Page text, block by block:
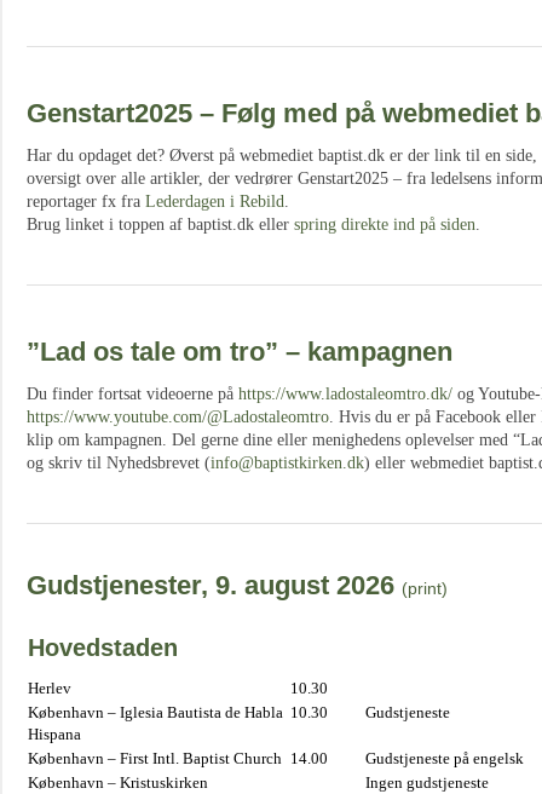
Genstart2025 – Følg med på webmediet
Har du opdaget det? Øverst på webmediet baptist.dk er der link til en
oversigt over alle artikler, der vedrører Genstart2025 – fra ledelsens
reportager fx fra Lederdagen i Rebild.
Brug linket i toppen af baptist.dk eller spring direkte ind på siden.
”Lad os tale om tro” – kampagnen
Du finder fortsat videoerne på https://www.ladostaleomtro.dk/ og
https://www.youtube.com/@Ladostaleomtro. Hvis du er på Facebook
klip om kampagnen. Del gerne dine eller menighedens oplevelser med
og skriv til Nyhedsbrevet (info@baptistkirken.dk) eller webmediet
Gudstjenester, 9. august 2026 (print)
Hovedstaden
Herlev
10.30
København – Iglesia Bautista de Habla
Hispana
10.30 Gudstjeneste
København – First Intl. Baptist Church 14.00
Gudstjeneste på engelsk
København – Kristuskirken
Ingen gudstjeneste